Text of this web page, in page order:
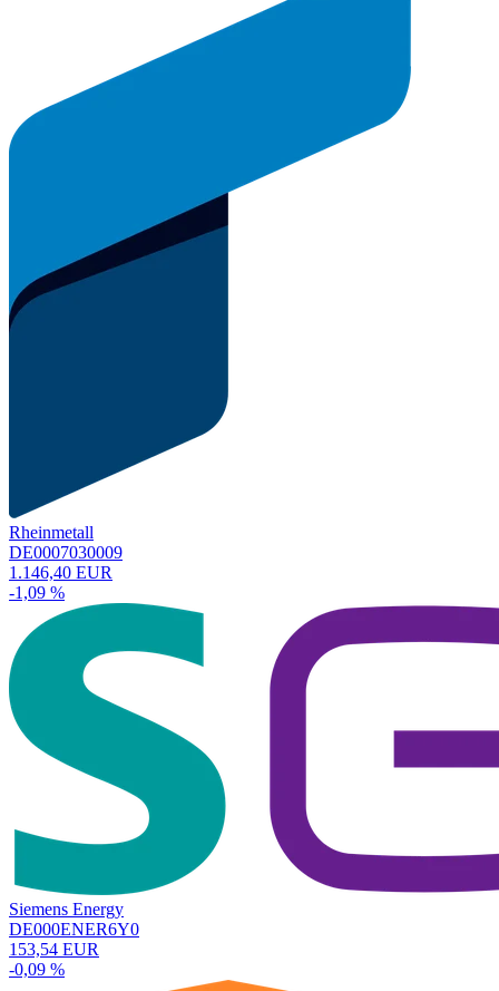
Rheinmetall
DE0007030009
1.146,40 EUR
-1,09 %
Siemens Energy
DE000ENER6Y0
153,54 EUR
-0,09 %